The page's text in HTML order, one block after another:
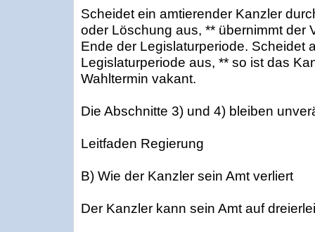
Scheidet ein amtierender Kanzler
oder Löschung aus, ** übernimmt der
Ende der Legislaturperiode. Scheidet
Legislaturperiode aus, ** so ist das
Wahltermin vakant.
Die Abschnitte 3) und 4) bleiben
Leitfaden Regierung
B) Wie der Kanzler sein Amt verliert
Der Kanzler kann sein Amt auf